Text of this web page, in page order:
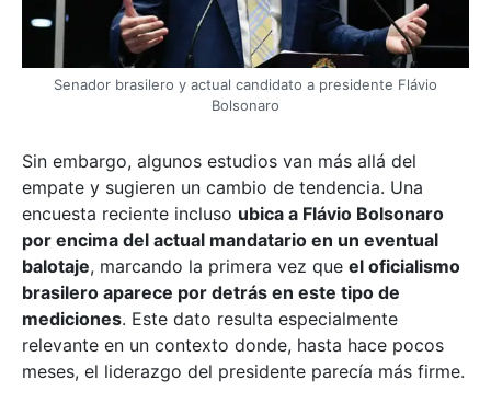
Senador brasilero y actual candidato a presidente Flávio
Bolsonaro
Sin embargo, algunos estudios van más allá del
empate y sugieren un cambio de tendencia. Una
encuesta reciente incluso ubica a Flávio Bolsonaro
por encima del actual mandatario en un eventual
balotaje, marcando la primera vez que el oficialismo
brasilero aparece por detrás en este tipo de
mediciones. Este dato resulta especialmente
relevante en un contexto donde, hasta hace pocos
meses, el liderazgo del presidente parecía más firme.